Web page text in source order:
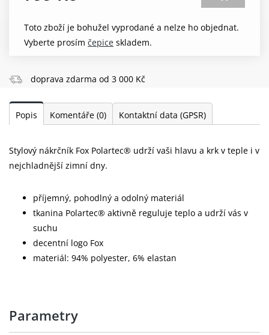
Toto zboží je bohužel vyprodané a nelze ho objednat.
Vyberte prosím čepice skladem.
doprava zdarma od 3 000 Kč
Popis Komentáře (0) Kontaktní data (GPSR)
Stylový nákrčník Fox Polartec® udrží vaši hlavu a krk v teple i v
nejchladnější zimní dny.
příjemný, pohodlný a odolný materiál
tkanina Polartec® aktivně reguluje teplo a udrží vás v
suchu
decentní logo Fox
materiál: 94% polyester, 6% elastan
Parametry